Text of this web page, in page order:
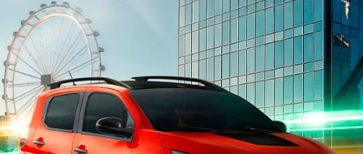
Versão escolhida